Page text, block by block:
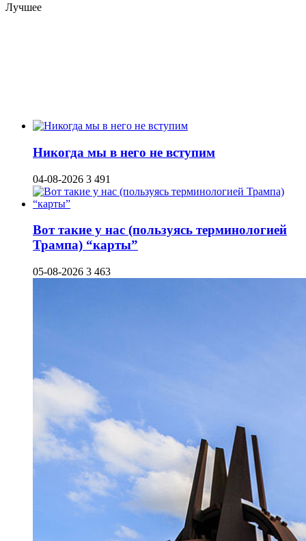
Лучшее
Никогда мы в него не вступим
04-08-2026 3 491
Вот такие у нас (пользуясь терминологией
Трампа) “карты”
05-08-2026 3 463